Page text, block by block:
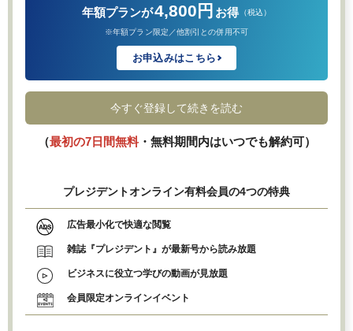
年額プランが4,800円 お得 （税込）
※年額プラン限定／他割引との併用不可
お申込みはこちら
今すぐ登録して続きを読む
（最初の7日間無料・無料期間内はいつでも解約可）
プレジデントオンライン有料会員の4つの特典
広告最小化で快適な閲覧
雑誌『プレジデント』が最新号から読み放題
ビジネスに役立つ学びの動画が見放題
会員限定オンラインイベント